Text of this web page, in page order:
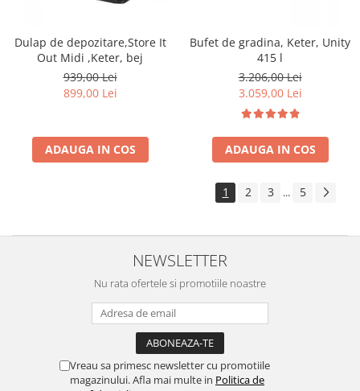
Freze si carote
Dulap de depozitare,Store It
Out Midi ,Keter, bej
939,00 Lei
899,00 Lei
ADAUGA IN COS
Bufet de gradina, Keter, Unity
415 l
3.206,00 Lei
3.059,00 Lei
ADAUGA IN COS
1 2 3 ... 5
NEWSLETTER
Nu rata ofertele si promotiile noastre
Vreau sa primesc newsletter cu promotiile
magazinului. Afla mai multe in Politica de